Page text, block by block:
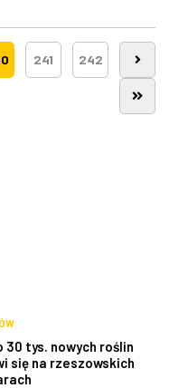
241 242
30 tys. nowych roślin
się na rzeszowskich